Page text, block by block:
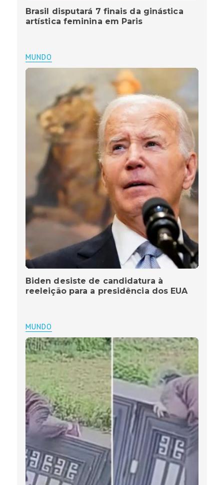
Brasil disputará 7 finais da ginástica
artística feminina em Paris
MUNDO
Biden desiste de candidatura à
reeleição para a presidência dos EUA
MUNDO